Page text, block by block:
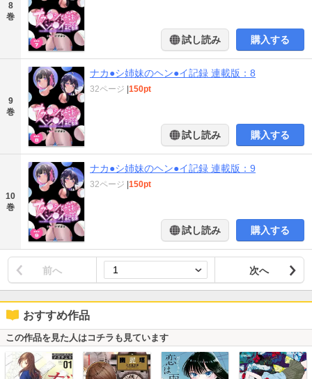
8
巻
試し読み 購入する
9
巻
ナカ●シ姉妹のヘン●イ記録 連載版：8
32ページ 150pt
試し読み 購入する
10
巻
ナカ●シ姉妹のヘン●イ記録 連載版：9
32ページ 150pt
試し読み 購入する
前へ 次へ
おすすめ作品
この作品を見た人はコチラも見ています